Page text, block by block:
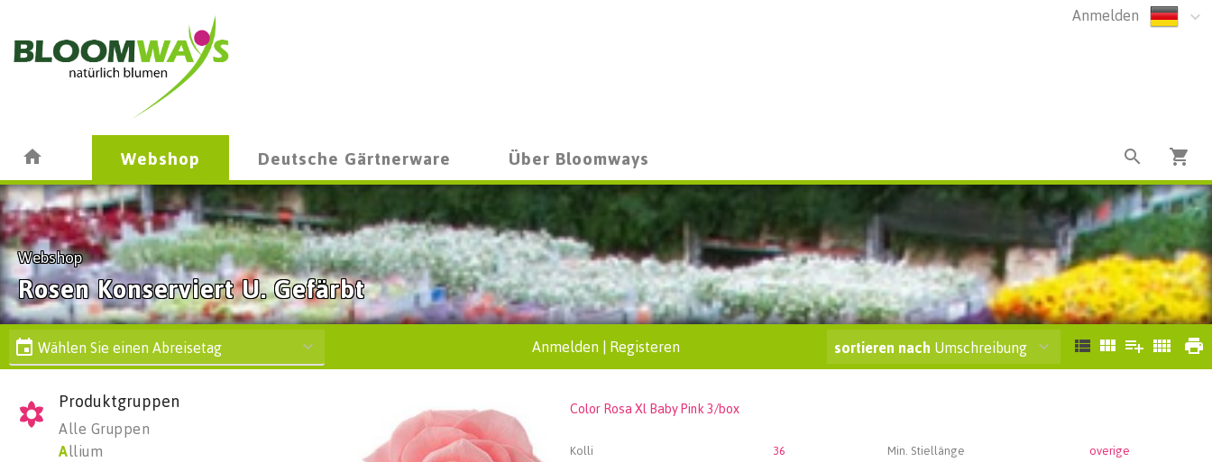
Anmelden
Webshop Deutsche Gärtnerware Über Bloomways
Webshop
Rosen Konserviert U. Gefärbt
Wählen Sie einen Abreisetag Anmelden Registeren sortieren nach Umschreibung
Produktgruppen
Alle Gruppen
Allium
Color Rosa Xl Baby Pink 3/box
Kolli 36 Min. Stiellänge
overige
Color Rosa Xl Baby Pink 3/box
Wählen Sie zuerst ein Abfartdatum.